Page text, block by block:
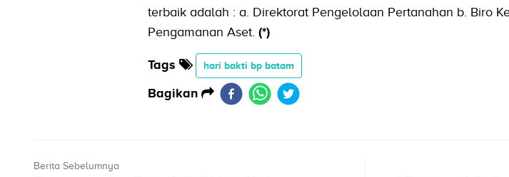
terbaik adalah : a. Direktorat Pengelolaan Pertanahan b. Biro
Pengamanan Aset. (*)
Tags hari bakti bp batam
Bagikan
Berita Sebelumnya